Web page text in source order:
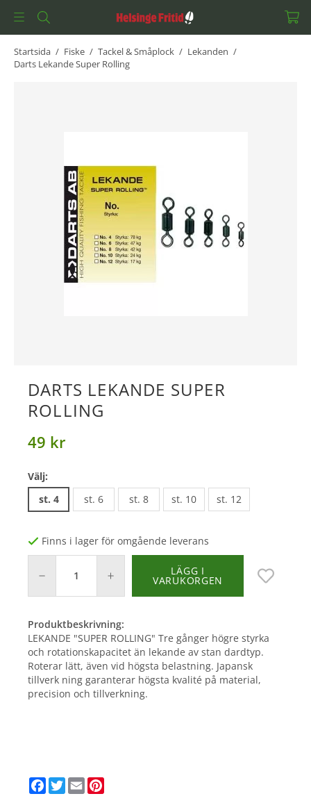
Startsida / Fiske / Tackel & Småplock / Lekanden /
Darts Lekande Super Rolling
DARTS LEKANDE SUPER
ROLLING
49 kr
Välj:
st. 4
st. 6 st. 8 st. 10 st. 12
Finns i lager för omgående leverans
LÄGG I
VARUKORGEN
Produktbeskrivning:
LEKANDE "SUPER ROLLING" Tre gånger högre styrka
och rotationskapacitet än lekande av stan dardtyp.
Roterar lätt, även vid högsta belastning. Japansk
tillverk ning garanterar högsta kvalité på material,
precision och tillverkning.
Facebook
Twitter
Email